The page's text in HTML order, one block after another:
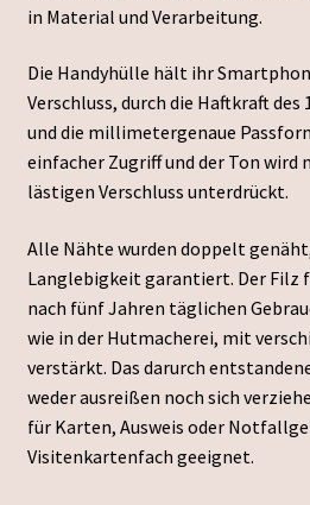
in Material und Verarbeitung.
Die Handyhülle hält ihr
Verschluss, durch die Haftkraft
und die millimetergenaue
einfacher Zugriff und der Ton wird
lästigen Verschluss unterdrückt.
Alle Nähte wurden doppelt
Langlebigkeit garantiert. Der Filz
nach fünf Jahren täglichen
wie in der Hutmacherei, mit
verstärkt. Das darurch
weder ausreißen noch sich
für Karten, Ausweis oder
Visitenkartenfach geeignet.